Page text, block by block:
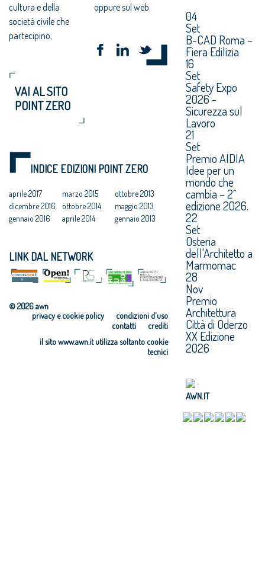
cultura e della
società civile che
partecipino,
oppure sul web
VAI AL SITO
POINT ZERO
INDICE EDIZIONI POINT ZERO
aprile 2017
dicembre 2016
gennaio 2016
marzo 2015
ottobre 2014
aprile 2014
ottobre 2013
maggio 2013
gennaio 2013
LINK DAL NETWORK
© 2026 awn
condizioni d'uso
privacy e cookie policy
crediti
contatti
il sito www.awn.it utilizza soltanto cookie
tecnici
04
Set
B-CAD Roma –
Fiera Edilizia
16
Set
Safety Expo
2026 -
Sicurezza sul
Lavoro
21
Set
Premio AIDIA
Idee per un
mondo che
cambia – 2^
edizione 2026.
22
Set
Osteria
dell'Architetto a
Marmomac
28
Nov
Premio
Architettura
Città di Oderzo
XX Edizione
2026
AWN.IT